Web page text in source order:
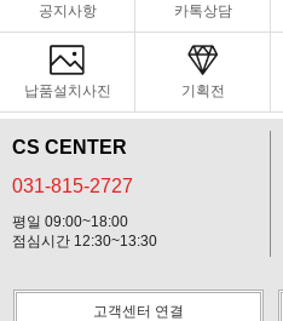
공지사항 카톡상담
납품설치사진 기획전
CS CENTER
031-815-2727
평일 09:00~18:00
점심시간 12:30~13:30
고객센터 연결